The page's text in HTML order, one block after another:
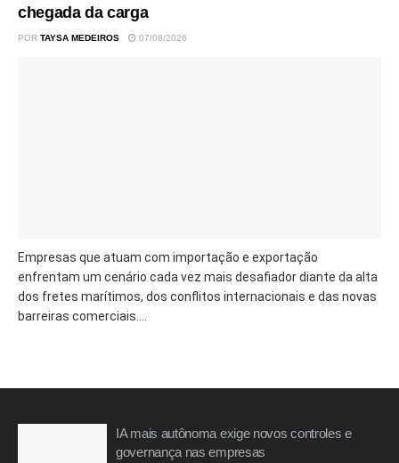
chegada da carga
POR TAYSA MEDEIROS 07/08/2026
Empresas que atuam com importação e exportação
enfrentam um cenário cada vez mais desafiador diante da alta
dos fretes marítimos, dos conflitos internacionais e das novas
barreiras comerciais....
IA mais autônoma exige novos controles e
governança nas empresas